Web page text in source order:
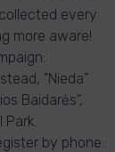
every
more aware!
"Nieda"
Baidarės",
Park.
by phone: